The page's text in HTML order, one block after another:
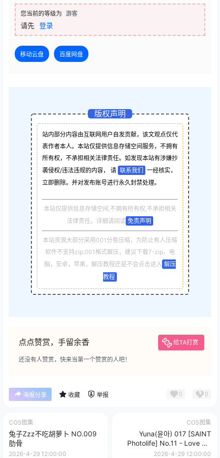
您当前的等级为 游客
请先 登录
移动云盘 百度网盘
版权声明
站内部分内容由互联网用户自发贡献，该文观点仅代
表作者本人。本站仅提供信息存储空间服务，不拥有
所有权，不承担相关法律责任。如发现本站有涉嫌抄
袭侵权/违法违规的内容， 请 联系我们
一经核实，
立即删除。并对发布账号进行永久封禁处理。
本站仅提供信息存储空间,不拥有所有权,不承担相关
法律责任。详细请阅读 免责声明
本站资源大部分采用001分卷压缩，为防止有人压缩
软件不支持zip.001格式解压，建议下载7-zip，电
脑，安卓，苹果，解压教程还是不会点击进入 解压
教程
点点赞赏，手留余香 给TA打赏
还没有人赞赏，快来当第一个赞赏的人吧！
海报分享 收藏 举报 0 0
COS图集
兔子Zzz不吃胡萝卜 NO.009
肋骨
2026-4-29 12:00:00
COS图集
Yuna(윤아) 017 [SAINT
Photolife] No.11 - Love On
Top
2026-4-29 12:00:00